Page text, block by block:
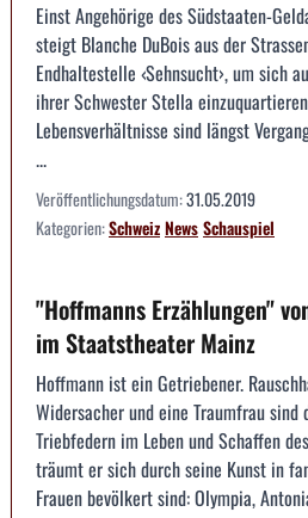
Einst Angehörige des Südstaaten-
steigt Blanche DuBois aus der
Endhaltestelle ‹Sehnsucht›, um sich
ihrer Schwester Stella
Lebensverhältnisse sind längst
...
Veröffentlichungsdatum:31.05.2019
Kategorien:SchweizNewsSchauspiel
"Hoffmanns Erzählungen"
im Staatstheater Mainz
Hoffmann ist ein Getriebener.
Widersacher und eine Traumfrau sind
Triebfedern im Leben und Schaffen
träumt er sich durch seine Kunst in
Frauen bevölkert sind: Olympia,